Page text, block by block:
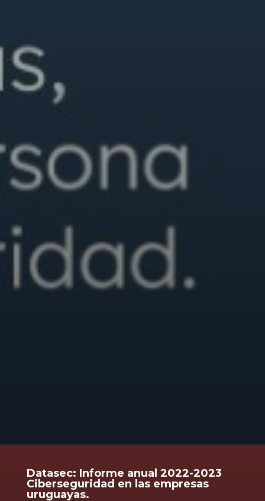
Datasec: Informe anual 2022-2023
Ciberseguridad en las empresas
uruguayas.